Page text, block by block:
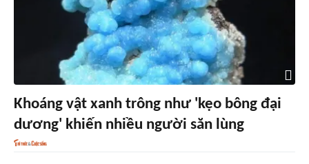
Khoáng vật xanh trông như 'kẹo bông đại
dương' khiến nhiều người săn lùng